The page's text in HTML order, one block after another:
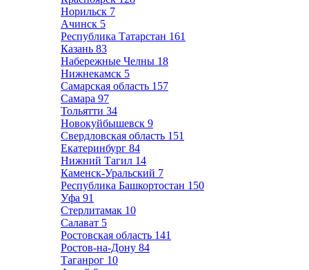
Норильск 7
Ачинск 5
Республика Татарстан 161
Казань 83
Набережные Челны 18
Нижнекамск 5
Самарская область 157
Самара 97
Тольятти 34
Новокуйбышевск 9
Свердловская область 151
Екатеринбург 84
Нижний Тагил 14
Каменск-Уральский 7
Республика Башкортостан 150
Уфа 91
Стерлитамак 10
Салават 5
Ростовская область 141
Ростов-на-Дону 84
Таганрог 10